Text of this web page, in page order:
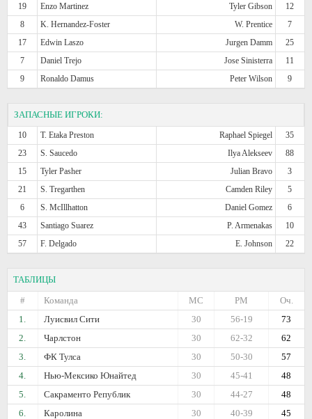
19
Enzo Martinez Tyler Gibson
12
8
K. Hernandez-Foster W. Prentice
7
17
Edwin Laszo Jurgen Damm
25
7
Daniel Trejo Jose Sinisterra
11
9
Ronaldo Damus Peter Wilson 9
ЗАПАСНЫЕ ИГРОКИ:
10 T. Etaka Preston Raphael Spiegel
35
23
S. Saucedo Ilya Alekseev
88
15
Tyler Pasher Julian Bravo
3
21
S. Tregarthen Camden Riley
5
6
S. McIllhatton Daniel Gomez
6
43
Santiago Suarez P. Armenakas
10
57
F. Delgado E. Johnson 22
ТАБЛИЦЫ
#
Команда Оч.
РМ
МС
1.
Луисвил Сити 73
56-19
30
2.
Чарлстон 62
62-32
30
3.
ФК Тулса 57
50-30
30
4.
Нью-Мексико Юнайтед 48
45-41
30
5.
Сакраменто Републик 48
44-27
30
6.
Каролина 45
40-39
30